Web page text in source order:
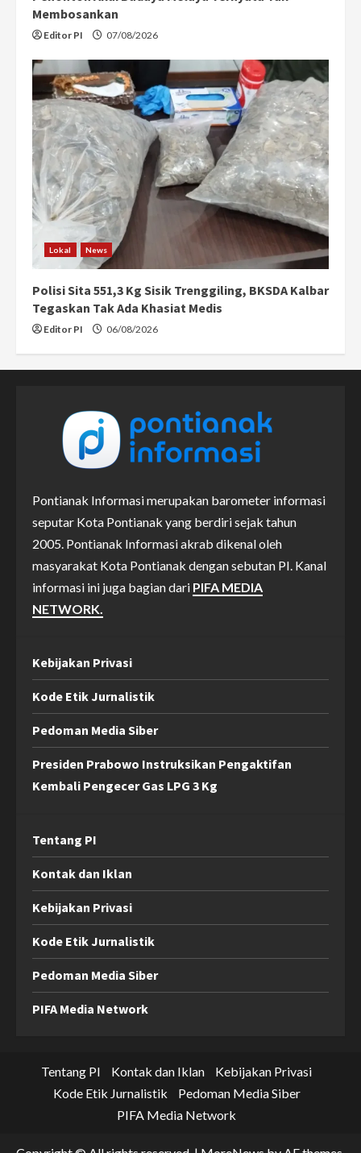
Membosankan
Editor PI 07/08/2026
Lokal News
Polisi Sita 551,3 Kg Sisik Trenggiling, BKSDA Kalbar
Tegaskan Tak Ada Khasiat Medis
Editor PI 06/08/2026
Pontianak Informasi merupakan barometer informasi
seputar Kota Pontianak yang berdiri sejak tahun
2005. Pontianak Informasi akrab dikenal oleh
masyarakat Kota Pontianak dengan sebutan PI. Kanal
informasi ini juga bagian dari PIFA MEDIA
NETWORK.
Kebijakan Privasi
Kode Etik Jurnalistik
Pedoman Media Siber
Presiden Prabowo Instruksikan Pengaktifan
Kembali Pengecer Gas LPG 3 Kg
Tentang PI
Kontak dan Iklan
Kebijakan Privasi
Kode Etik Jurnalistik
Pedoman Media Siber
PIFA Media Network
Tentang PI Kontak dan Iklan
Kebijakan Privasi
Kode Etik Jurnalistik
Pedoman Media Siber
PIFA Media Network